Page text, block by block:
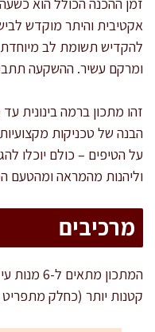
אקטיבית והיתר מוקדש
להקדיש תשומת לב
ומרקם עשיר. ההשקעה
זהו מתכון ברמה בינונית
הבנה של טכניקות
על הטיפים – כולם יוכלו
וליהנות מהמראה ומהטעם
מרכיבים
קטנות יותר (כחלק מתפריט